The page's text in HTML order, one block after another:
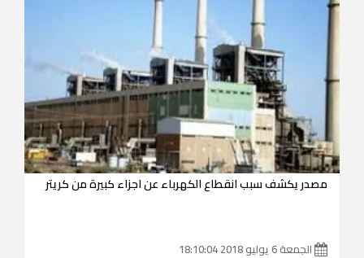
مصدر يكشف سبب انقطاع الكهرباء عن اجزاء كبيرة من كريتر
الجمعة 6 يوليو 2018 18:10:04